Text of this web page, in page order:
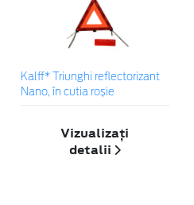
Kalff* Triunghi reflectorizant
Nano, în cutia roșie
Vizualizați
detalii